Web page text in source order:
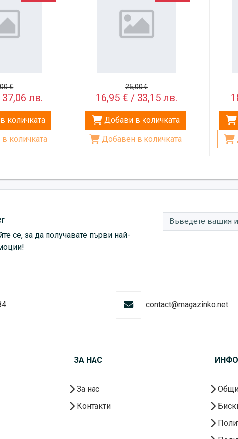
€
лв.
количката
количката
25,00 €
16,95 € / 33,15 лв.
Добави в количката
Добавен в количката
се, за да получавате първи най-
contact@magazinko.net
ЗА НАС
За нас
Контакти
Общи